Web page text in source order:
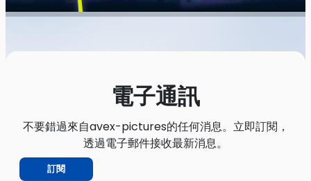
電子通訊
不要錯過來自avex-pictures的任何消息。立即訂閱，
透過電子郵件接收最新消息。
訂閱